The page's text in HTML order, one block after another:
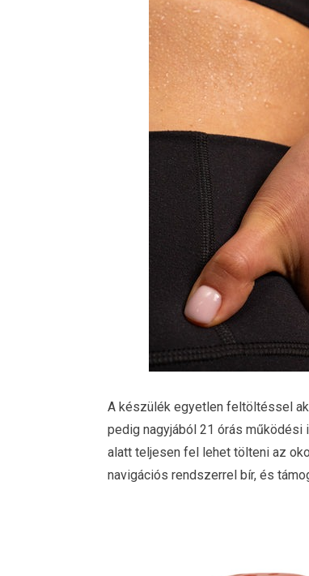
A készülék egyetlen feltöltéssel
pedig nagyjából 21 órás
alatt teljesen fel lehet tölteni az
navigációs rendszerrel bír, és